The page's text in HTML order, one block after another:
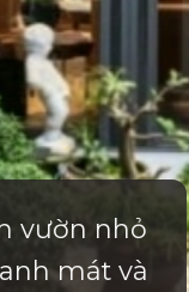
vườn nhỏ
mát và